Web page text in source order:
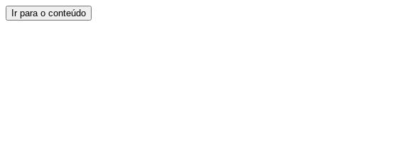
Ir para o conteúdo